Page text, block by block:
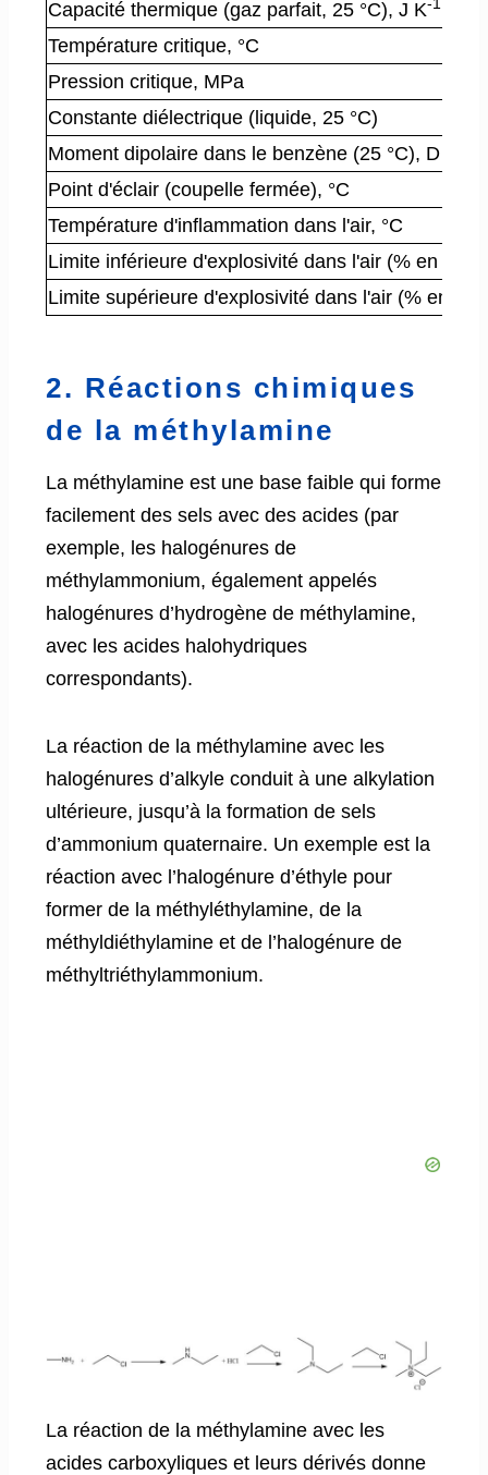
Capacité thermique (gaz parfait, 25 °C), J K-1
Température critique, °C
Pression critique, MPa
Constante diélectrique (liquide, 25 °C)
Moment dipolaire dans le benzène (25 °C), D
Point d'éclair (coupelle fermée), °C
Température d'inflammation dans l'air, °C
Limite inférieure d'explosivité dans l'air (% en
Limite supérieure d'explosivité dans l'air (% en
2. Réactions chimiques
de la méthylamine
La méthylamine est une base faible qui forme
facilement des sels avec des acides (par
exemple, les halogénures de
méthylammonium, également appelés
halogénures d’hydrogène de méthylamine,
avec les acides halohydriques
correspondants).
La réaction de la méthylamine avec les
halogénures d’alkyle conduit à une alkylation
ultérieure, jusqu’à la formation de sels
d’ammonium quaternaire. Un exemple est la
réaction avec l’halogénure d’éthyle pour
former de la méthyléthylamine, de la
méthyldiéthylamine et de l’halogénure de
méthyltriéthylammonium.
La réaction de la méthylamine avec les
acides carboxyliques et leurs dérivés donne